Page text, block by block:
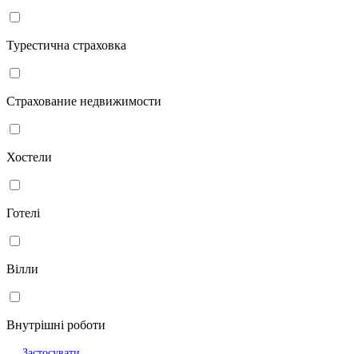
Турестична страховка
Страхование недвижимости
Хостели
Готелі
Вілли
Внутрішні роботи